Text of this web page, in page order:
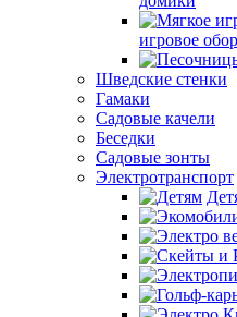
игровое
Шведские стенки
Гамаки
Садовые качели
Беседки
Садовые зонты
Электротранспорт